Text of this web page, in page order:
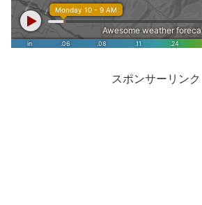
スポンサーリンク